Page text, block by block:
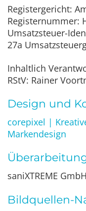
Registergericht:
Registernummer:
Umsatzsteuer-
27a
Inhaltlich
RStV: Rainer
Design und
corepixel |
Markendesign
saniXTREME GmbH
Bildquellen-